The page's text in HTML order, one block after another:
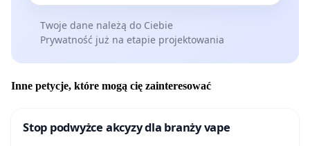
Twoje dane należą do Ciebie
Prywatność już na etapie projektowania
Inne petycje, które mogą cię zainteresować
Stop podwyżce akcyzy dla branży vape